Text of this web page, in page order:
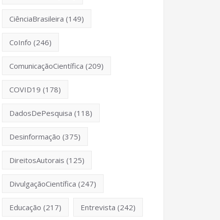
CiênciaBrasileira (149)
CoInfo (246)
ComunicaçãoCientífica (209)
COVID19 (178)
DadosDePesquisa (118)
Desinformação (375)
DireitosAutorais (125)
DivulgaçãoCientífica (247)
Educação (217) Entrevista (242)